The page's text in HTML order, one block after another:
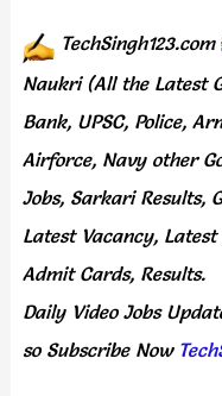
TechSingh123.com
Naukri (All the Latest
Bank, UPSC, Police,
Airforce, Navy other
Jobs, Sarkari Results,
Latest Vacancy,
Admit Cards, Results.
Daily Video Jobs
so Subscribe Now